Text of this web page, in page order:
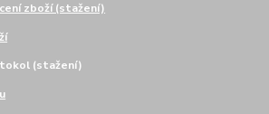
zboží (stažení)
(stažení)